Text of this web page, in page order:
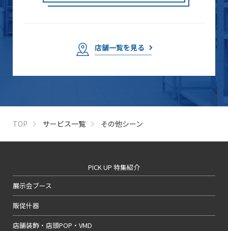
店舗一覧を見る
TOP サービス一覧 その他シーン
PICK UP 特集紹介
展示会ブース
販促什器
店舗装飾・店頭POP・VMD